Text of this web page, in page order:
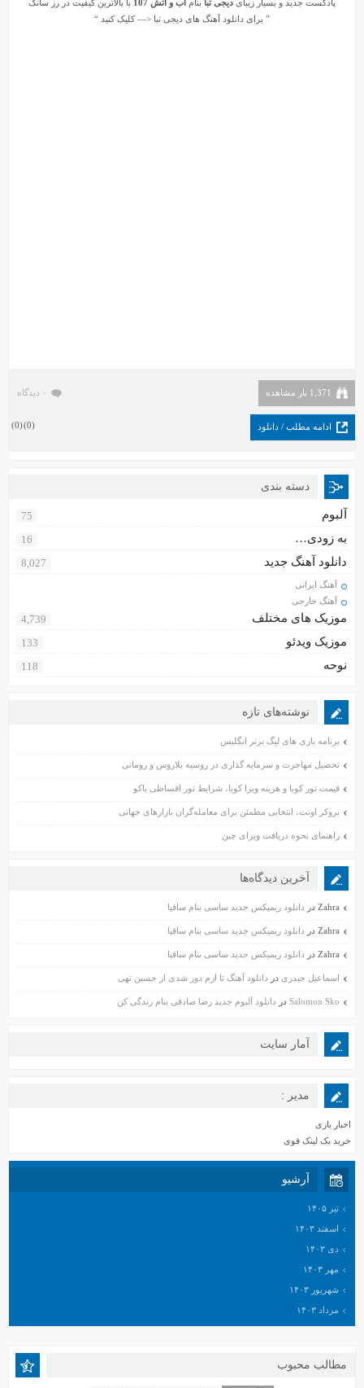
پادکست جدید و بسیار زیبای دیجی تبا بنام آب و آتش 107
با بالاترین کیفیت در رز سانگ
” برای دانلود آهنگ های دیجی تبا <— کلیک کنید “
1,371 بار مشاهده ۰ دیدگاه
ادامه مطلب / دانلود (
0
)
(
0
)
دسته بندی
آلبوم 75
به زودی… 16
دانلود آهنگ جدید 8,027
آهنگ ایرانی
آهنگ خارجی
موزیک های مختلف 4,739
موزیک ویدئو 133
نوحه 118
نوشته‌های تازه
برنامه بازی های لیگ برتر انگلیس
تحصیل مهاجرت و سرمایه گذاری در روسیه بلاروس و رومانی
قیمت تور کوبا و هزینه ویزا کوبا، شرایط تور اقساطی باکو
بروکر اوتت، انتخابی مطمئن برای معامله‌گران بازارهای جهانی
راهنمای نحوه دریافت ویزای چین
آخرین دیدگاه‌ها
Zahra در دانلود ریمیکس جدید ساسی بنام ساقیا
Zahra در دانلود ریمیکس جدید ساسی بنام ساقیا
Zahra در دانلود ریمیکس جدید ساسی بنام ساقیا
اسماعیل حیدری در دانلود آهنگ تا ازم دور شدی از حسین تهی
Salomon Sko در دانلود آلبوم جدید رضا صادقی بنام زندگی کن
آمار سایت
مدیر :
اخبار بازی
خرید بک لینک قوی
آرشیو
تیر ۱۴۰۵
اسفند ۱۴۰۳
دی ۱۴۰۳
مهر ۱۴۰۳
شهریور ۱۴۰۳
مرداد ۱۴۰۳
اسفند ۱۴۰۲
مطالب محبوب